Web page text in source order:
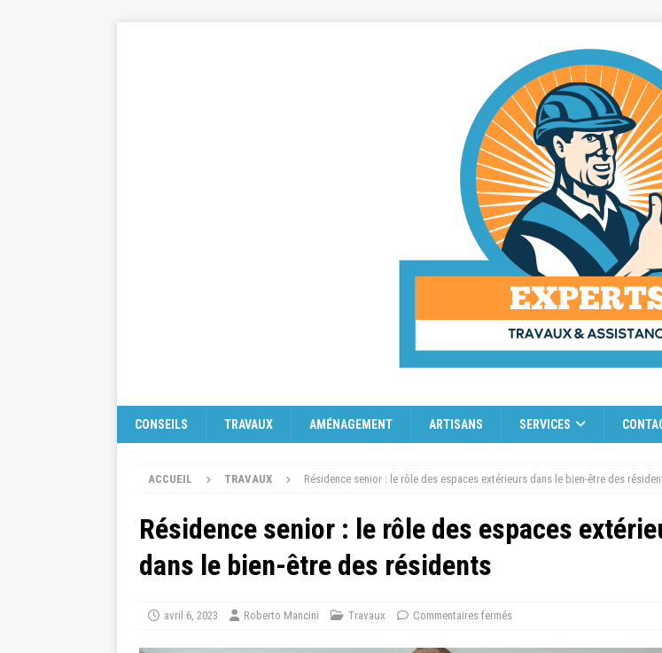
CONSEILS TRAVAUX AMÉNAGEMENT ARTISANS SERVICES
ACCUEIL TRAVAUX Résidence senior : le rôle des espaces extérieurs dans le bien-être des
Résidence senior : le rôle des espaces
dans le bien-être des résidents
avril 6, 2023 Roberto Mancini Travaux Commentaires fermés